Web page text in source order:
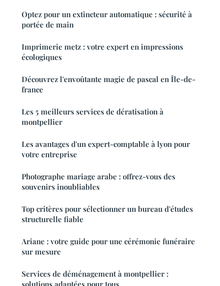
Optez pour un extincteur automatique : sécurité à
portée de main
Imprimerie metz : votre expert en impressions
écologiques
Découvrez l'envoûtante magie de pascal en Île-de-
france
Les 5 meilleurs services de dératisation à
montpellier
Les avantages d'un expert-comptable à lyon pour
votre entreprise
Photographe mariage arabe : offrez-vous des
souvenirs inoubliables
Top critères pour sélectionner un bureau d'études
structurelle fiable
Ariane : votre guide pour une cérémonie funéraire
sur mesure
Services de déménagement à montpellier :
solutions adaptées pour tous